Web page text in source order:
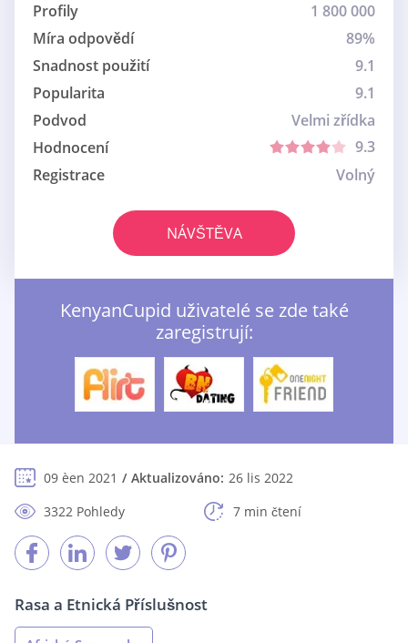
Profily
1 800 000
Míra odpovědí
89%
Snadnost použití
9.1
Popularita
9.1
Podvod
Velmi zřídka
Hodnocení
9.3
Registrace
Volný
NÁVŠTĚVA
KenyanCupid uživatelé se zde také
zaregistrují:
09 èen 2021 Aktualizováno: 26 lis 2022
3322 Pohledy
7 min čtení
Rasa a Etnická Příslušnost